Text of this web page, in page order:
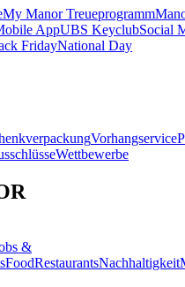
My Manor Treueprogramm
AppUBS KeyclubSocial
FridayNational Day
Vorhangservice
Wettbewerbe
&
FoodRestaurantsNachhaltigkeit